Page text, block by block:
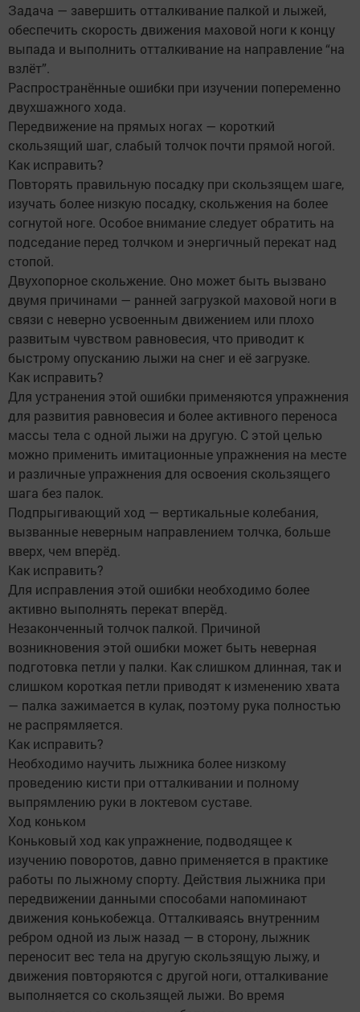
Задача — завершить отталкивание палкой и лыжей,
обеспечить скорость движения маховой ноги к концу
выпада и выполнить отталкивание на направление “на
взлёт”.
Распространённые ошибки при изучении попеременно
двухшажного хода.
Передвижение на прямых ногах — короткий
скользящий шаг, слабый толчок почти прямой ногой.
Как исправить?
Повторять правильную посадку при скользящем шаге,
изучать более низкую посадку, скольжения на более
согнутой ноге. Особое внимание следует обратить на
подседание перед толчком и энергичный перекат над
стопой.
Двухопорное скольжение. Оно может быть вызвано
двумя причинами — ранней загрузкой маховой ноги в
связи с неверно усвоенным движением или плохо
развитым чувством равновесия, что приводит к
быстрому опусканию лыжи на снег и её загрузке.
Как исправить?
Для устранения этой ошибки применяются упражнения
для развития равновесия и более активного переноса
массы тела с одной лыжи на другую. С этой целью
можно применить имитационные упражнения на месте
и различные упражнения для освоения скользящего
шага без палок.
Подпрыгивающий ход — вертикальные колебания,
вызванные неверным направлением толчка, больше
вверх, чем вперёд.
Как исправить?
Для исправления этой ошибки необходимо более
активно выполнять перекат вперёд.
Незаконченный толчок палкой. Причиной
возникновения этой ошибки может быть неверная
подготовка петли у палки. Как слишком длинная, так и
слишком короткая петли приводят к изменению хвата
— палка зажимается в кулак, поэтому рука полностью
не распрямляется.
Как исправить?
Необходимо научить лыжника более низкому
проведению кисти при отталкивании и полному
выпрямлению руки в локтевом суставе.
Ход коньком
Коньковый ход как упражнение, подводящее к
изучению поворотов, давно применяется в практике
работы по лыжному спорту. Действия лыжника при
передвижении данными способами напоминают
движения конькобежца. Отталкиваясь внутренним
ребром одной из лыж назад — в сторону, лыжник
переносит вес тела на другую скользящую лыжу, и
движения повторяются с другой ноги, отталкивание
выполняется со скользящей лыжи. Во время